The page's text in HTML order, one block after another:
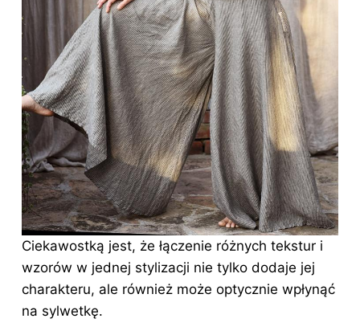
Ciekawostką jest, że łączenie różnych tekstur i
wzorów w jednej stylizacji nie tylko dodaje jej
charakteru, ale również może optycznie wpłynąć
na sylwetkę.